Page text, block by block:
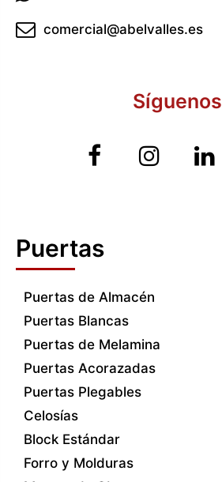
comercial@abelvalles.es
Síguenos
Puertas
Puertas de Almacén
Puertas Blancas
Puertas de Melamina
Puertas Acorazadas
Puertas Plegables
Celosías
Block Estándar
Forro y Molduras